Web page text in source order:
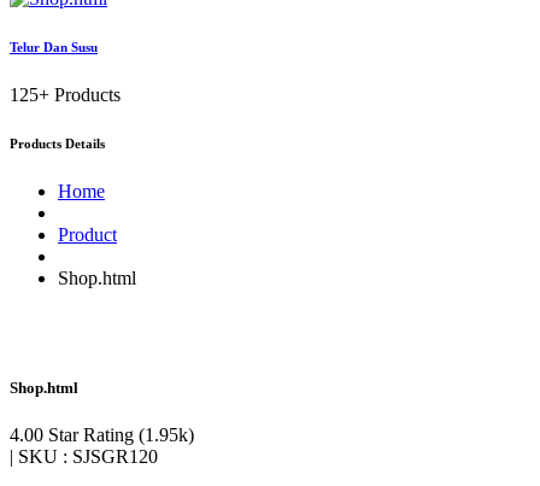
Telur Dan Susu
125+ Products
Products Details
Home
Product
Shop.html
Shop.html
4.00 Star Rating (1.95k)
| SKU : SJSGR120